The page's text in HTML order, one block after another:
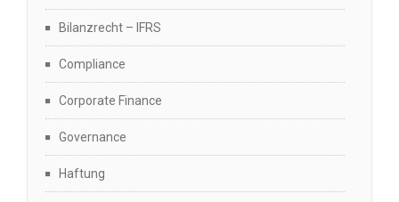
Bilanzrecht – IFRS
Compliance
Corporate Finance
Governance
Haftung